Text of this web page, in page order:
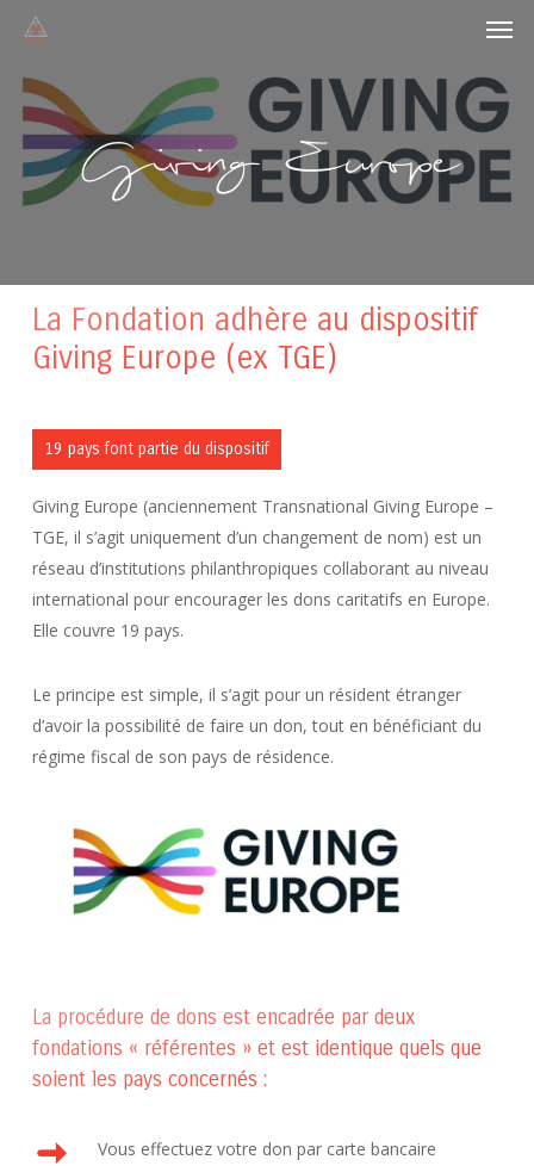
main
content
Giving Europe
La Fondation adhère au dispositif
Giving Europe (ex TGE)
19 pays font partie du dispositif
Giving Europe (anciennement Transnational Giving Europe –
TGE, il s’agit uniquement d’un changement de nom) est un
réseau d’institutions philanthropiques collaborant au niveau
international pour encourager les dons caritatifs en Europe.
Elle couvre 19 pays.
Le principe est simple, il s’agit pour un résident étranger
d’avoir la possibilité de faire un don, tout en bénéficiant du
régime fiscal de son pays de résidence.
La procédure de dons est encadrée par deux
fondations « référentes » et est identique quels que
soient les pays concernés :
Vous effectuez votre don par carte bancaire